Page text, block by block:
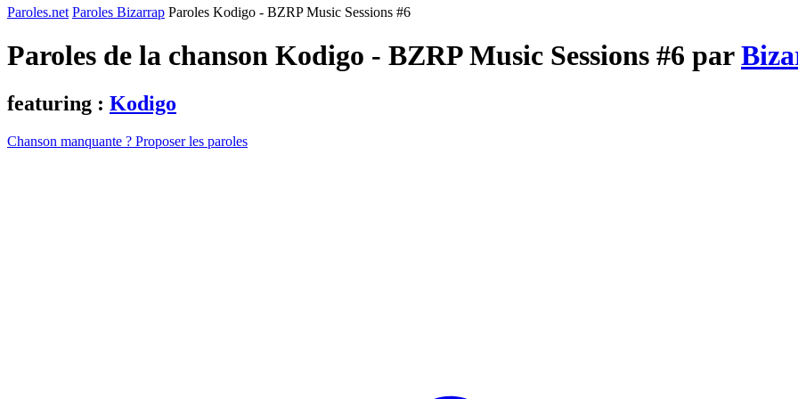
Paroles.net Paroles Bizarrap Paroles Kodigo - BZRP Music Sessions #6
Paroles de la chanson Kodigo - BZRP Music Sessions #6 par
featuring : Kodigo
Chanson manquante ? Proposer les paroles